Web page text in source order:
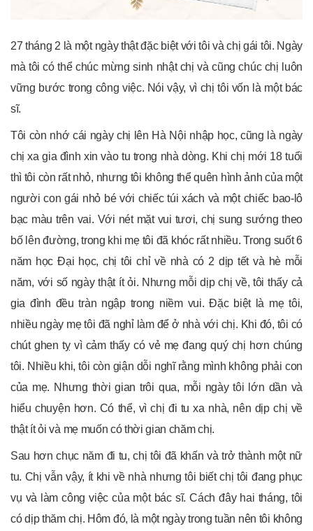
27 tháng 2 là một ngày thật đặc biệt với tôi và chị gái tôi. Ngày
mà tôi có thể chúc mừng sinh nhật chị và cũng chúc chị luôn
vững bước trong công việc. Nói vậy, vì chị tôi vốn là một bác
sĩ.
Tôi còn nhớ cái ngày chị lên Hà Nội nhập học, cũng là ngày
chị xa gia đình xin vào tu trong nhà dòng. Khi chị mới 18 tuổi
thì tôi còn rất nhỏ, nhưng tôi không thể quên hình ảnh của một
người con gái nhỏ bé với chiếc túi xách và một chiếc bao-lô
bạc màu trên vai. Với nét mặt vui tươi, chị sung sướng theo
bố lên đường, trong khi mẹ tôi đã khóc rất nhiều. Trong suốt 6
năm học Đại học, chị tôi chỉ về nhà có 2 dịp tết và hè mỗi
năm, với số ngày thật ít ỏi. Nhưng mỗi dịp chị về, tôi thấy cả
gia đình đều tràn ngập trong niềm vui. Đặc biệt là mẹ tôi,
nhiều ngày mẹ tôi đã nghỉ làm để ở nhà với chị. Khi đó, tôi có
chút ghen tỵ vì cảm thấy có vẻ mẹ đang quý chị hơn chúng
tôi. Nhiều khi, tôi còn giận dỗi nghĩ rằng mình không phải con
của mẹ. Nhưng thời gian trôi qua, mỗi ngày tôi lớn dần và
hiểu chuyện hơn. Có thể, vì chị đi tu xa nhà, nên dịp chị về
thật ít ỏi và mẹ muốn có thời gian chăm chị.
Sau hơn chục năm đi tu, chị tôi đã khấn và trở thành một nữ
tu. Chị vẫn vậy, ít khi về nhà nhưng tôi biết chị tôi đang phục
vụ và làm công việc của một bác sĩ. Cách đây hai tháng, tôi
có dịp thăm chị. Hôm đó, là một ngày trong tuần nên tôi không